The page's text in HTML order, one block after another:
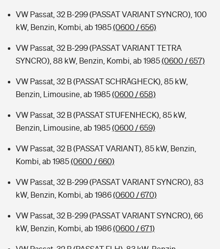
VW Passat, 32 B-299 (PASSAT VARIANT SYNCRO), 100
kW, Benzin, Kombi, ab 1985(0600 / 656)
VW Passat, 32 B-299 (PASSAT VARIANT TETRA
SYNCRO), 88 kW, Benzin, Kombi, ab 1985(0600 / 657)
VW Passat, 32 B (PASSAT SCHRÄGHECK), 85 kW,
Benzin, Limousine, ab 1985(0600 / 658)
VW Passat, 32 B (PASSAT STUFENHECK), 85 kW,
Benzin, Limousine, ab 1985(0600 / 659)
VW Passat, 32 B (PASSAT VARIANT), 85 kW, Benzin,
Kombi, ab 1985(0600 / 660)
VW Passat, 32 B-299 (PASSAT VARIANT SYNCRO), 83
kW, Benzin, Kombi, ab 1986(0600 / 670)
VW Passat, 32 B-299 (PASSAT VARIANT SYNCRO), 66
kW, Benzin, Kombi, ab 1986(0600 / 671)